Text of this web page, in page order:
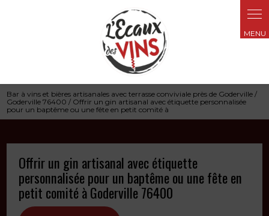
Bar à vins et bières artisanales avec terrasse conviviale près de Goderville /
Goderville 76400 / Offrir un gin artisanal avec étiquette personnalisée
pour un baptême ou une fête en petit comité à
Offrir un gin artisanal avec étiquette
personnalisée pour un baptême ou une fête en
petit comité à Goderville 76400